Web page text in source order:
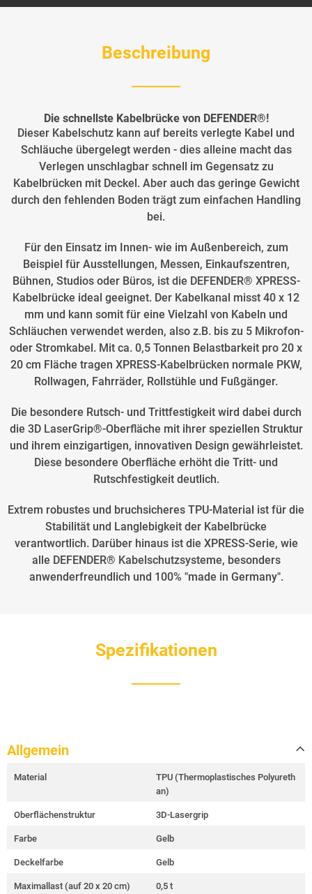
Beschreibung
Die schnellste Kabelbrücke von DEFENDER®!
Dieser Kabelschutz kann auf bereits verlegte Kabel und
Schläuche übergelegt werden - dies alleine macht das
Verlegen unschlagbar schnell im Gegensatz zu
Kabelbrücken mit Deckel. Aber auch das geringe Gewicht
durch den fehlenden Boden trägt zum einfachen Handling
bei.
Für den Einsatz im Innen- wie im Außenbereich, zum
Beispiel für Ausstellungen, Messen, Einkaufszentren,
Bühnen, Studios oder Büros, ist die DEFENDER® XPRESS-
Kabelbrücke ideal geeignet. Der Kabelkanal misst 40 x 12
mm und kann somit für eine Vielzahl von Kabeln und
Schläuchen verwendet werden, also z.B. bis zu 5 Mikrofon-
oder Stromkabel. Mit ca. 0,5 Tonnen Belastbarkeit pro 20 x
20 cm Fläche tragen XPRESS-Kabelbrücken normale PKW,
Rollwagen, Fahrräder, Rollstühle und Fußgänger.
Die besondere Rutsch- und Trittfestigkeit wird dabei durch
die 3D LaserGrip®-Oberfläche mit ihrer speziellen Struktur
und ihrem einzigartigen, innovativen Design gewährleistet.
Diese besondere Oberfläche erhöht die Tritt- und
Rutschfestigkeit deutlich.
Extrem robustes und bruchsicheres TPU-Material ist für die
Stabilität und Langlebigkeit der Kabelbrücke
verantwortlich. Darüber hinaus ist die XPRESS-Serie, wie
alle DEFENDER® Kabelschutzsysteme, besonders
anwenderfreundlich und 100% "made in Germany".
Spezifikationen
Allgemein
Material
TPU (Thermoplastisches Polyureth
an)
Oberflächenstruktur 3D-Lasergrip
Farbe Gelb
Deckelfarbe Gelb
Maximallast (auf 20 x 20 cm) 0,5 t